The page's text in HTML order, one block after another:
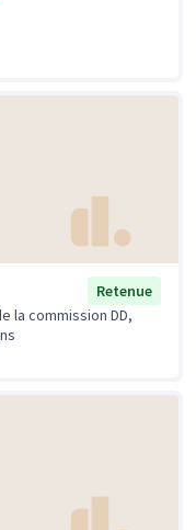
Retenue
la commission DD,